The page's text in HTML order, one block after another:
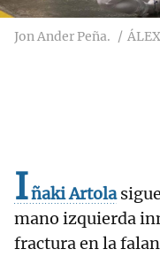
Jon Ander Peña.
Iñaki Artola
mano izquierda
fractura en la